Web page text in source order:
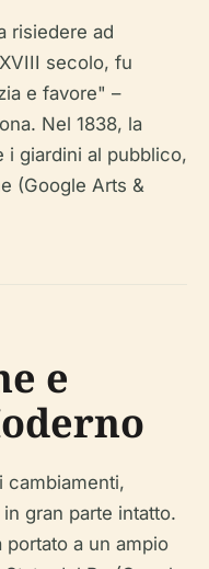
risiedere ad
secolo, fu
e favore" –
Nel 1838, la
i giardini al pubblico,
(Google Arts &
e
cambiamenti,
gran parte intatto.
portato a un ampio